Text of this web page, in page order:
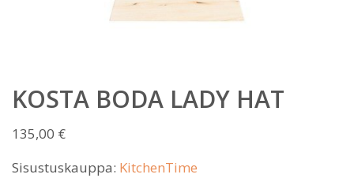
KOSTA BODA LADY HAT
135,00 €
Sisustuskauppa: KitchenTime